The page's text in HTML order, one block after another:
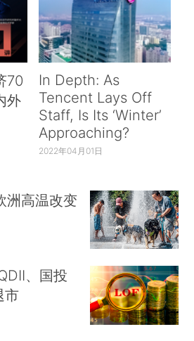
70
外
In Depth: As
Tencent Lays Off
Staff, Is Its ‘Winter’
Approaching?
2022年04月01日
洲高温改变
、国投
市